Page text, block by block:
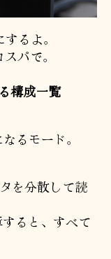
るよ。
パで。
構成一覧
るモード。
を分散して読
ると、すべて